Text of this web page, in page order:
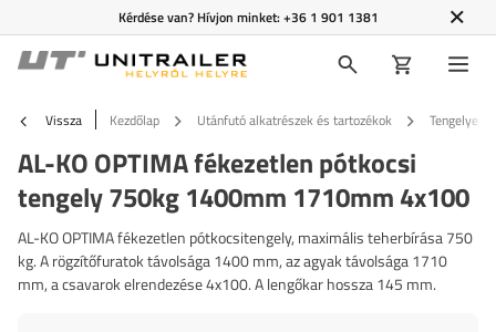
Kérdése van? Hívjon minket:+36 1 901 1381
Vissza Kezdőlap Utánfutó alkatrészek és tartozékok Tengelyek
AL-KO OPTIMA fékezetlen pótkocsi
tengely 750kg 1400mm 1710mm 4x100
AL-KO OPTIMA fékezetlen pótkocsitengely, maximális teherbírása 750
kg. A rögzítőfuratok távolsága 1400 mm, az agyak távolsága 1710
mm, a csavarok elrendezése 4x100. A lengőkar hossza 145 mm.